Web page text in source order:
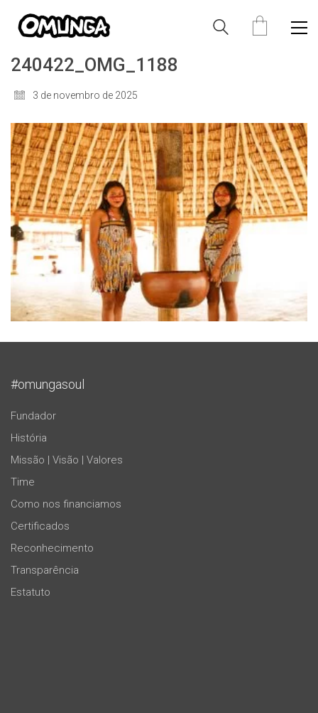
240422_OMG_1188
3 de novembro de 2025
#omungasoul
Fundador
História
Missão | Visão | Valores
Time
Como nos financiamos
Certificados
Reconhecimento
Transparência
Estatuto